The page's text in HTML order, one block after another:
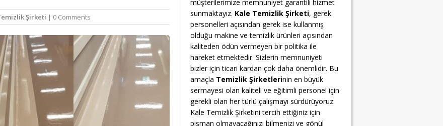
Şirketi | 0 Comments
müşterilerimize memnuniyet garantili hizmet
sunmaktayız. Kale Temizlik Şirketi, gerek
personelleri açısından gerek ise kullanmış
olduğu makine ve temizlik ürünleri açısından
kaliteden ödün vermeyen bir politika ile
hareket etmektedir. Sizlerin memnuniyeti
bizler için ticari kardan çok daha önemlidir. Bu
amaçla Temizlik Şirketlerinin en büyük
sermayesi olan kaliteli ve eğitimli personel için
gerekli olan her türlü çalışmayı sürdürüyoruz.
Kale Temizlik Şirketini tercih ettiğiniz için
pişman olmayacağınızı bilmenizi ve gönül